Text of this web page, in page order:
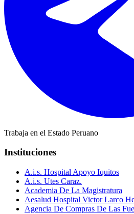
Trabaja en el Estado Peruano
Instituciones
A.i.s. Hospital Apoyo Iquitos
A.i.s. Utes Caraz.
Academia De La Magistratura
Aesalud Hospital Victor Larco
Agencia De Compras De Las